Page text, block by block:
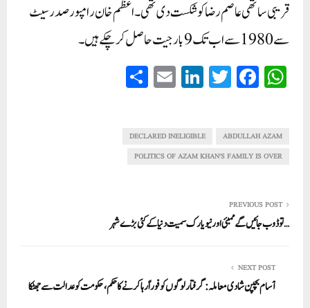
قریبی ساتھی عاصم رضا کو شکست دی تھی۔ اعظم خان رامپور صدر سیٹ
سے 1980 سے اب تک 9 بار جیت حاصل کر چکے ہیں۔
W
ha
A
pp
Fa
ce
ok
T
wi
r
Li
nk
In
E
m
ABDULLAH AZAM
DECLARED INELIGIBLE
POLITICS OF AZAM KHAN'S FAMILY IS OVER
PREVIOUS POST
…توڈوب جائیں گے ممبئی اور نیویارک سمیت دنیا کے کئی بڑے شہر
NEXT POST
آسام بچپن شادی معاملہ: گرفتارلوگوں کو فوراً رہا کرنے کا حکم، حکومت کو عدالت سے جھٹکا